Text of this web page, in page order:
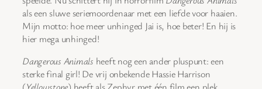
als een sluwe seriemoordenaar met een liefde voor haaien.
Mijn motto: hoe meer unhinged Jai is, hoe beter! En hij is
hier mega unhinged!
Dangerous Animals heeft nog een ander pluspunt: een
sterke final girl! De vrij onbekende Hassie Harrison